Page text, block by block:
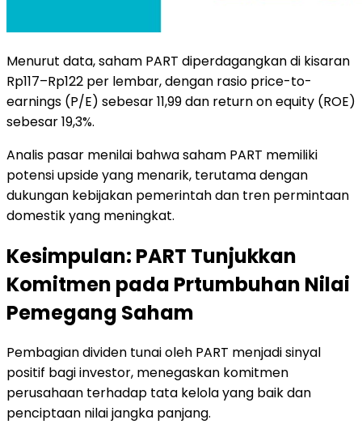
Menurut data, saham PART diperdagangkan di kisaran
Rp117–Rp122 per lembar, dengan rasio price-to-
earnings (P/E) sebesar 11,99 dan return on equity (ROE)
sebesar 19,3%.
Analis pasar menilai bahwa saham PART memiliki
potensi upside yang menarik, terutama dengan
dukungan kebijakan pemerintah dan tren permintaan
domestik yang meningkat.
Kesimpulan: PART Tunjukkan
Komitmen pada Prtumbuhan Nilai
Pemegang Saham
Pembagian dividen tunai oleh PART menjadi sinyal
positif bagi investor, menegaskan komitmen
perusahaan terhadap tata kelola yang baik dan
penciptaan nilai jangka panjang.